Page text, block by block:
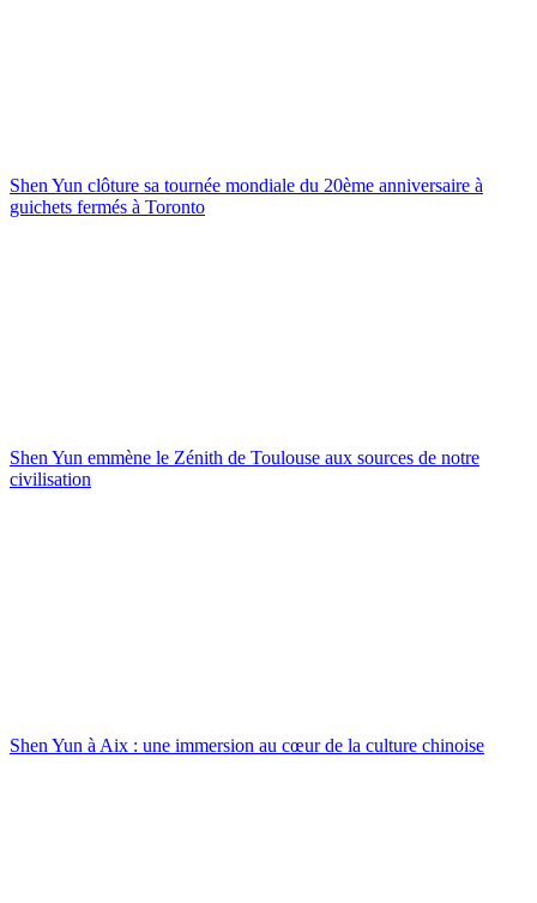
Shen Yun clôture sa tournée mondiale du 20ème anniversaire à
guichets fermés à Toronto
Shen Yun emmène le Zénith de Toulouse aux sources de notre
civilisation
Shen Yun à Aix : une immersion au cœur de la culture chinoise